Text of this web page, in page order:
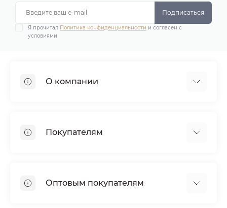
Подписаться
Я прочитал Политика конфиденциальности и согласен с
условиями
О компании
Наше производство
Дипломы и награды
Покупателям
Гарантия
Оптовым покупателям